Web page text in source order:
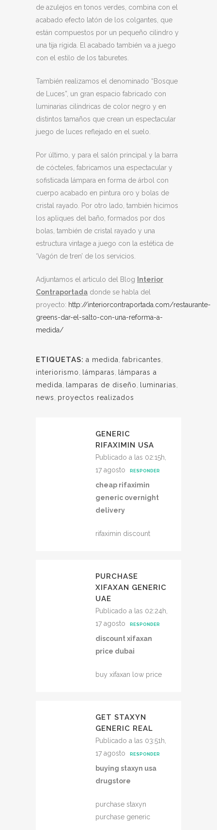
de azulejos en tonos verdes, combina con el
acabado efecto latón de los colgantes, que
están compuestos por un pequeño cilindro y
una tija rígida. El acabado también va a juego
con el estilo de los taburetes.
También realizamos el denominado “Bosque
de Luces”, un gran espacio fabricado con
luminarias cilíndricas de color negro y en
distintos tamaños que crean un espectacular
juego de luces reflejado en el suelo.
Por último, y para el salón principal y la barra
de cócteles, fabricamos una espectacular y
sofisticada lámpara en forma de árbol con
cuerpo acabado en pintura oro y bolas de
cristal rayado. Por otro lado, también hicimos
los apliques del baño, formados por dos
bolas, también de cristal rayado y una
estructura vintage a juego con la estética de
‘Vagón de tren’ de los servicios.
Adjuntamos el artículo del Blog Interior
Contraportada donde se habla del
proyecto: http://interiorcontraportada.com/restaurante-
greens-dar-el-salto-con-una-reforma-a-
medida/
ETIQUETAS: a medida fabricantes
interiorismo
lámparas
lámparas a
medida
lamparas de diseño luminarias
news
proyectos realizados
GENERIC
RIFAXIMIN USA
Publicado a las 02:15h,
17 agosto
RESPONDER
cheap rifaximin
generic overnight
delivery
rifaximin discount
PURCHASE
XIFAXAN GENERIC
UAE
Publicado a las 02:24h,
17 agosto
RESPONDER
discount xifaxan
price dubai
buy xifaxan low price
GET STAXYN
GENERIC REAL
Publicado a las 03:51h,
17 agosto
RESPONDER
buying staxyn usa
drugstore
purchase staxyn
purchase generic